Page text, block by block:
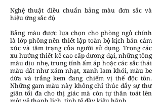
Nghệ thuật điều chuẩn bảng màu đơn sắc và
hiệu ứng sắc độ
Bảng màu được lựa chọn cho phòng ngủ chính
là lớp phông nền thiết lập toàn bộ kịch bản cảm
xúc và tâm trạng của người sử dụng. Trong các
xu hướng thiết kế cao cấp đương đại, những tông
màu dịu nhẹ, trung tính ấm áp hoặc các sắc thái
màu đất như xám nhạt, xanh lam khói, màu be
dừa và trắng kem đang chiếm vị thế độc tôn.
Những gam màu này không chỉ thúc đẩy sự thư
giãn tối đa cho thị giác mà còn tự thân toát lên